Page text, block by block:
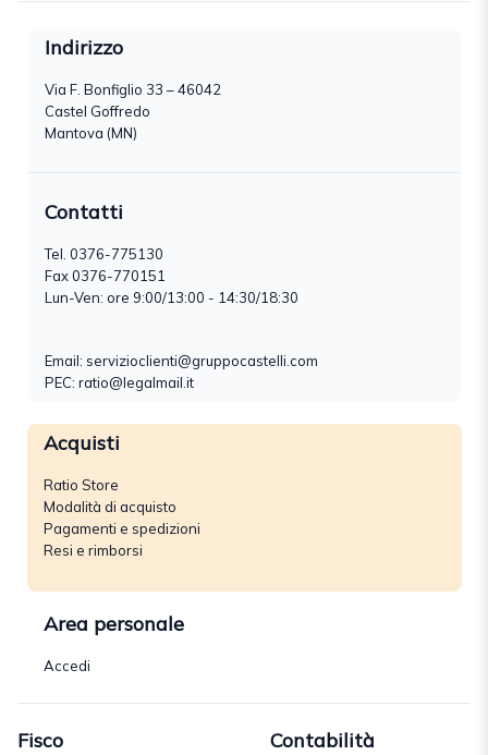
Indirizzo
Via F. Bonfiglio 33 – 46042
Castel Goffredo
Mantova (MN)
Contatti
Tel. 0376-775130
Fax 0376-770151
Lun-Ven: ore 9:00/13:00 - 14:30/18:30
Email: servizioclienti@gruppocastelli.com
PEC: ratio@legalmail.it
Acquisti
Ratio Store
Modalità di acquisto
Pagamenti e spedizioni
Resi e rimborsi
Area personale
Accedi
Fisco Contabilità